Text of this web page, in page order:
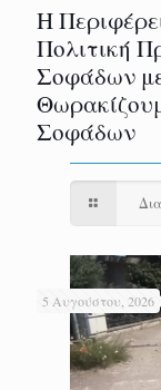
Η
Πολιτική
Σοφάδων
Σοφάδων
5 Αυγούστου, 2026